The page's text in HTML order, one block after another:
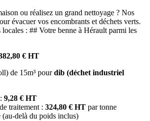
ou réalisez un grand nettoyage ? Nos
évacuer vos encombrants et déchets verts.
: ## Votre benne à Hérault parmi les
€ HT
de 15m³ pourdib (déchet industriel
9,28 € HT
traitement : 324,80 € HT par tonne
(au-delà du poids inclus)